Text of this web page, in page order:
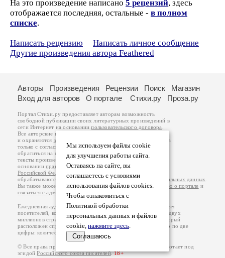
На это произведение написано 5 рецензий, здесь
отображается последняя, остальные - в полном
списке.
Написать рецензию
Написать личное сообщение
Другие произведения автора Feathered
Мы используем файлы cookie
для улучшения работы сайта.
Оставаясь на сайте, вы
соглашаетесь с условиями
использования файлов cookies.
Чтобы ознакомиться с
Политикой обработки
персональных данных и файлов
cookie, нажмите здесь.
Соглашаюсь
Авторы Произведения Рецензии Поиск
Магазин
Вход для авторов
О портале Стихи.ру Проза.ру
Портал Стихи.ру предоставляет авторам возможность
свободной публикации своих литературных произведений в
сети Интернет на основаниипользовательского договора
Все авторские права на произведения принадлежат авторам
и охраняются законом
. Перепечатка произведений возможна
только с согласия его автора, к которому вы можете
обратиться на его авторской странице. Ответственность за
тексты произведений авторы несут самостоятельно на
основанииправил публикацииизаконодательства
Российской Федерации
обрабатываются на основанииПолитики обработки персональных данных
Вы также можете посмотреть более подробнуюинформацию о портале и
связаться с администрацией
Ежедневная аудитория портала Стихи.ру – порядка 200 тысяч
посетителей, которые в общей сумме просматривают более двух
миллионов страниц по данным счетчика посещаемости, который
расположен справа от этого текста. В каждой графе указано по две
цифры: количество просмотров и количество посетителей.
© Все права принадлежат авторам, 2000-2026. Портал работает под
эгидойРоссийского союза писателей.18+